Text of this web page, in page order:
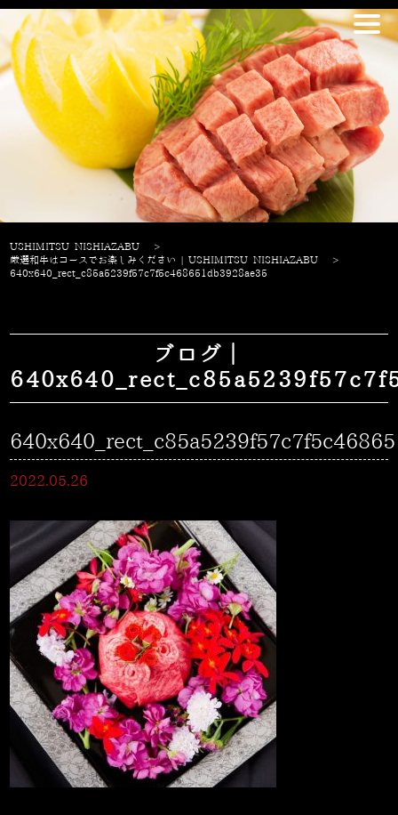
USHIMITSU NISHIAZABU
>
厳選和牛はコースでお楽しみください | USHIMITSU NISHIAZABU
>
640x640_rect_c85a5239f57c7f5c468651db3928ae35
ブログ｜
2022.05.26